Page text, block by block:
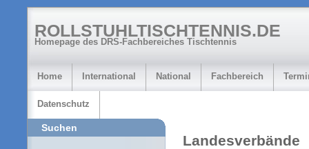
ROLLSTUHLTISCHTENNIS.DE
Homepage des DRS-Fachbereiches Tischtennis
Home International National Fachbereich
Datenschutz
Landesverbände
Suchen